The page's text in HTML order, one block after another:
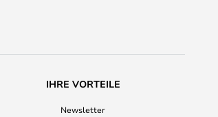
IHRE VORTEILE
Newsletter